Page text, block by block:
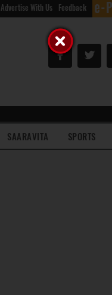
Advertise With Us Feedback
SAARAVITA SPORTS